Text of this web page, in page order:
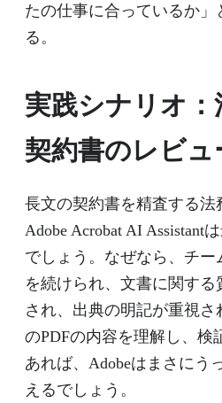
たの仕事に合っているか」
る。
実践シナリオ
契約書のレビュ
長文の契約書を精査する法
Adobe Acrobat AI Assistant
でしょう。なぜなら、チー
を続けられ、文書に関す
され、出典の明記が重視さ
のPDFの内容を理解し、検
あれば、Adobeはまさにう
えるでしょう。